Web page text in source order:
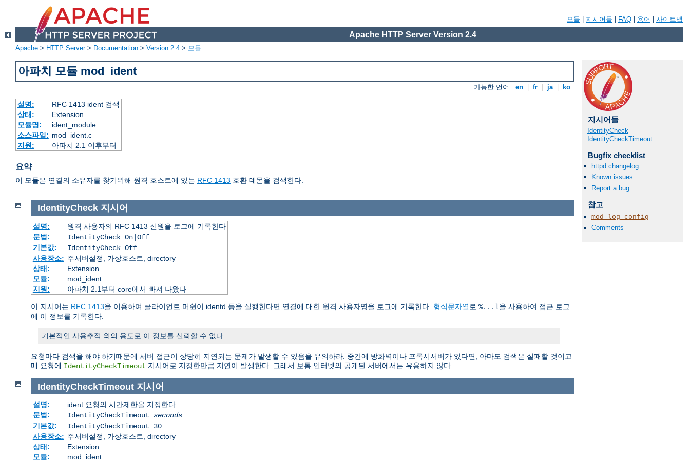
모듈 지시어들 FAQ 용어 사이트맵
Apache HTTP Server Version 2.4
Apache > HTTP Server> Documentation > Version 2.4 > 모듈
아파치 모듈 mod_ident
가능한 언어: en fr ja ko
설명:
RFC 1413 ident 검색
상태:
Extension
모듈명:
ident_module
소스파일: mod_ident.c
지원:
아파치 2.1 이후부터
요약
이 모듈은 연결의 소유자를 찾기위해 원격 호스트에 있는 RFC 1413 호환 데몬을 검색한다.
지시어들
IdentityCheck
IdentityCheckTimeout
Bugfix checklist
httpd changelog
Known issues
Report a bug
참고
mod_log_config
Comments
IdentityCheck 지시어
설명:
원격 사용자의 RFC 1413 신원을 로그에 기록한다
문법:
IdentityCheck On|Off
기본값:
IdentityCheck Off
사용장소: 주서버설정, 가상호스트, directory
상태:
Extension
모듈:
mod_ident
지원:
아파치 2.1부터 core에서 빠져 나왔다
이 지시어는 RFC 1413을 이용하여 클라이언트 머쉰이 identd 등을 실행한다면 연결에 대한 원격 사용자명을 로그에 기록한다. 형식문자열 로 %...l을 사용하여 접근 로그
에 이 정보를 기록한다.
기본적인 사용추적 외의 용도로 이 정보를 신뢰할 수 없다.
요청마다 검색을 해야 하기때문에 서버 접근이 상당히 지연되는 문제가 발생할 수 있음을 유의하라. 중간에 방화벽이나 프록시서버가 있다면, 아마도 검색은 실패할 것이고
매 요청에 IdentityCheckTimeout 지시어로 지정한만큼 지연이 발생한다. 그래서 보통 인터넷의 공개된 서버에서는 유용하지 않다.
IdentityCheckTimeout 지시어
설명:
ident 요청의 시간제한을 지정한다
문법:
IdentityCheckTimeout seconds
기본값:
IdentityCheckTimeout 30
사용장소: 주서버설정, 가상호스트, directory
상태:
Extension
모듈:
mod_ident